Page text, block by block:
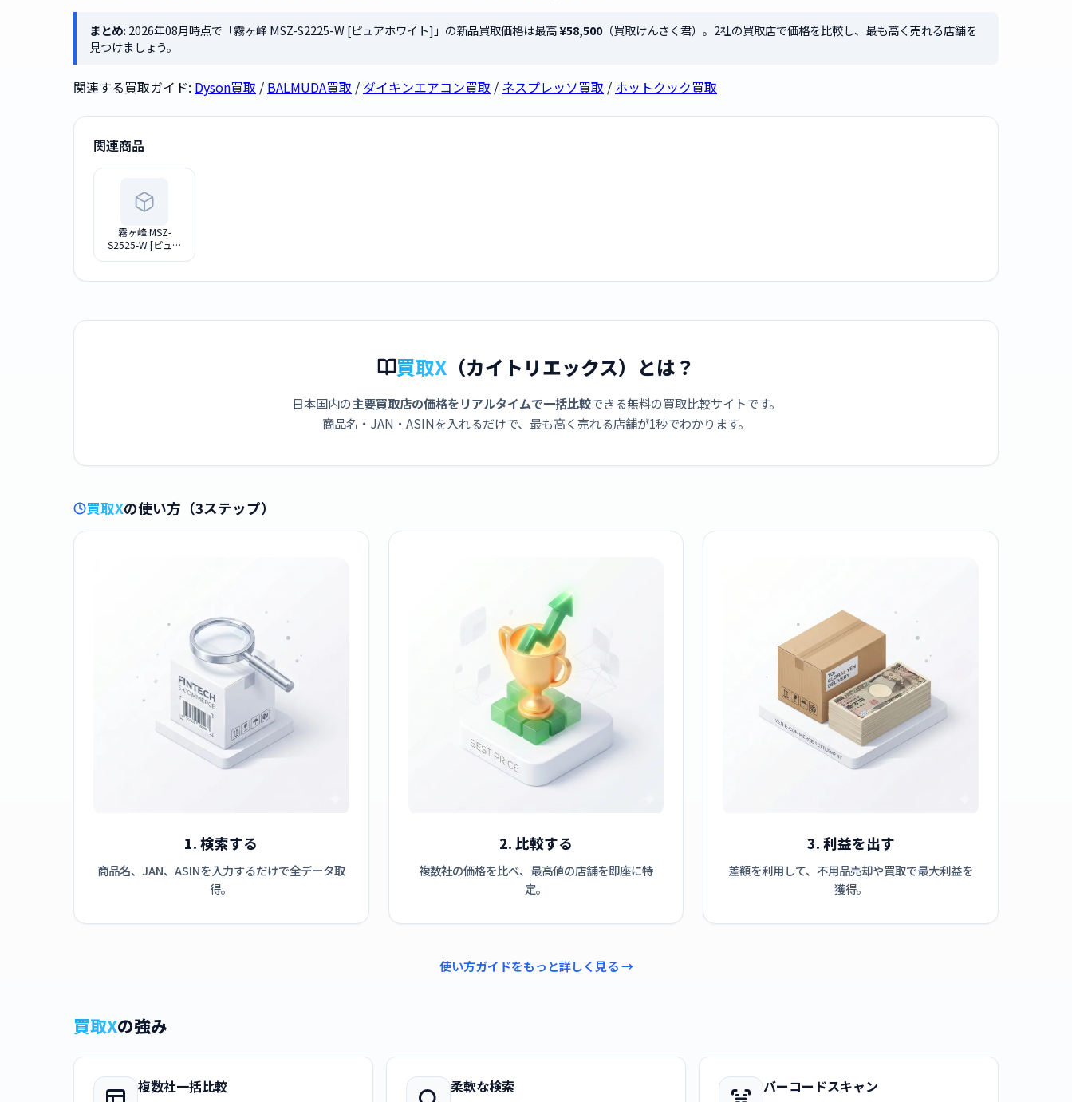
まとめ:2026年08月時点で「霧ヶ峰 MSZ-S2225-W [ピュアホワイト]」の新品買取価格は最高¥58,500（買取けんさく君）。2社の買取店で価格を比較し、最も高く売れる店舗を
見つけましょう。
関連する買取ガイド: Dyson買取 / BALMUDA買取 / ダイキンエアコン買取 / ネスプレッソ買取 / ホットクック買取
関連商品
霧ヶ峰 MSZ-
S2525-W [ピュア
買取X （カイトリエックス）とは？
日本国内の主要買取店の価格をリアルタイムで一括比較できる無料の買取比較サイトです。
商品名・JAN・ASINを入れるだけで、最も高く売れる店舗が1秒でわかります。
買取Xの使い方（3ステップ）
1. 検索する
商品名、JAN、ASINを入力するだけで全データ取
得。
2. 比較する
複数社の価格を比べ、最高値の店舗を即座に特
定。
3. 利益を出す
差額を利用して、不用品売却や買取で最大利益を
獲得。
使い方ガイドをもっと詳しく見る →
買取Xの強み
複数社一括比較 柔軟な検索 バーコードスキャン